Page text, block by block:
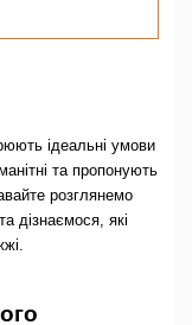
ідеальні умови
та пропонують
розглянемо
дізнаємося, які